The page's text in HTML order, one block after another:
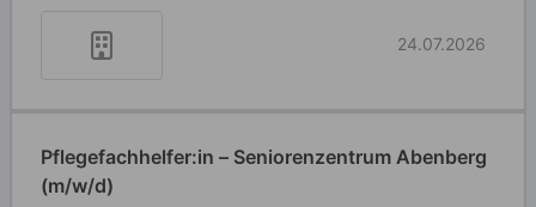
24.07.2026
Pflegefachhelfer:in – Seniorenzentrum Abenberg
(m/w/d)